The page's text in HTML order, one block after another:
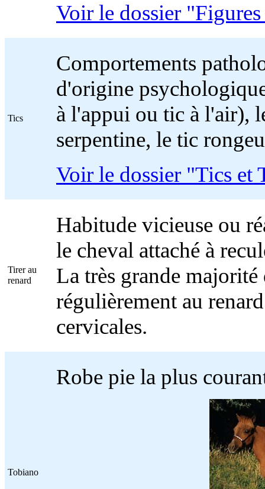
Voir le dossier
Tics
Comportements
d'origine
à l'appui ou tic à l'air),
serpentine, le tic
Voir le dossier "Tics et
Tirer au
renard
Habitude vicieuse ou
le cheval attaché à
La très grande
régulièrement au
cervicales.
Tobiano
Robe pie la plus